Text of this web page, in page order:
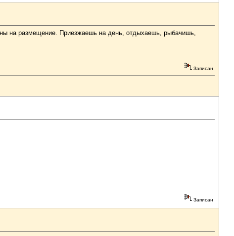
на размещение. Приезжаешь на день, отдыхаешь, рыбачишь,
Записан
Записан